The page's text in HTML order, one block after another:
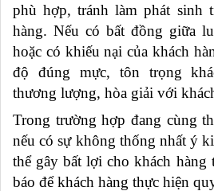
phù hợp, tránh làm phát sinh
hàng. Nếu có bất đồng giữa
hoặc có khiếu nại của khách
độ đúng mực, tôn trọng
thương lượng, hòa giải với
Trong trường hợp đang cùng
nếu có sự không thống nhất ý
thể gây bất lợi cho khách hàng
báo để khách hàng thực hiện